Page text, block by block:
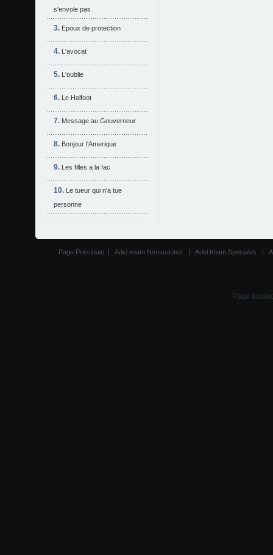
s'envole pas
Epoux de protection
L'avocat
L'oublie
Le Halfoot
Message au Gouverneur
Bonjour l'Amerique
Les filles a la fac
Le tueur qui n'a tue
personne
Page Principale | Adel imam Nouveautes | Adel Imam Speciales |
Page